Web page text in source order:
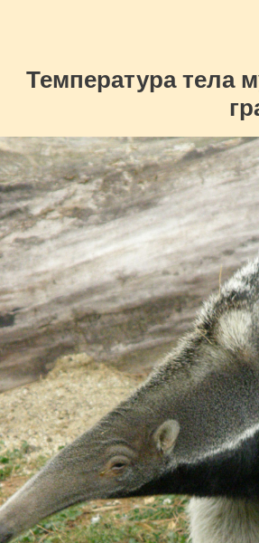
Температура тела